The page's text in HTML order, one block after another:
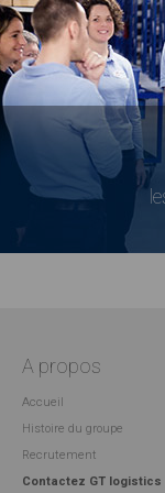
A propos
Accueil
Histoire du groupe
Recrutement
Contactez GT logistics